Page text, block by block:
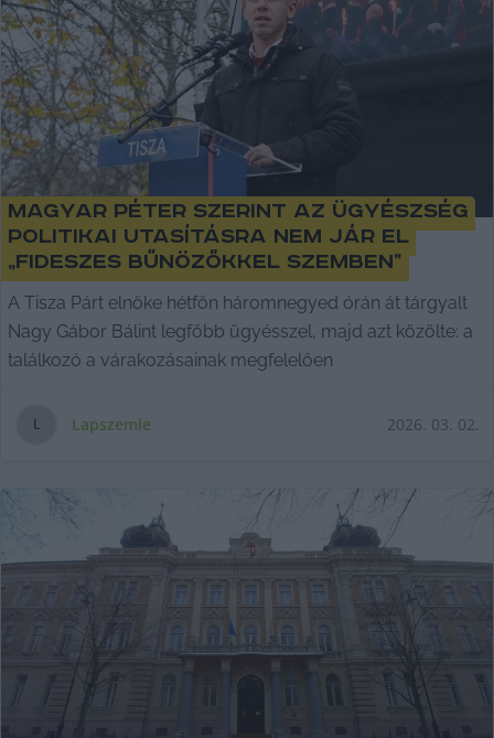
Magyar Péter szerint az ügyészség
politikai utasításra nem jár el
„fideszes bűnözőkkel szemben”
A Tisza Párt elnöke hétfőn háromnegyed órán át tárgyalt
Nagy Gábor Bálint legfőbb ügyésszel, majd azt közölte: a
találkozó a várakozásainak megfelelően
L Lapszemle 2026. 03. 02.